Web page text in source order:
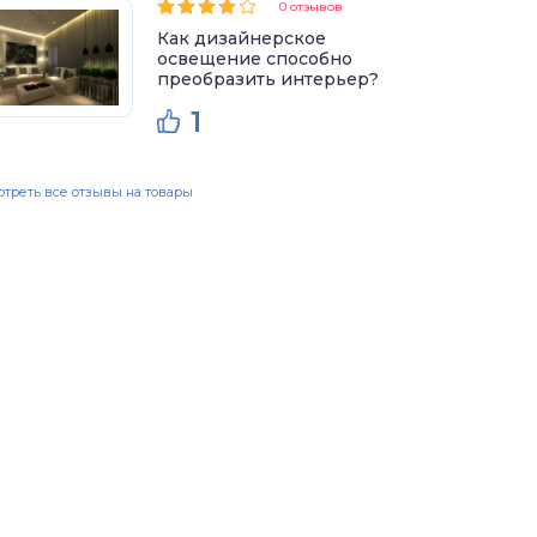
0 отзывов
Как дизайнерское
освещение способно
преобразить интерьер?
1
все отзывы на товары